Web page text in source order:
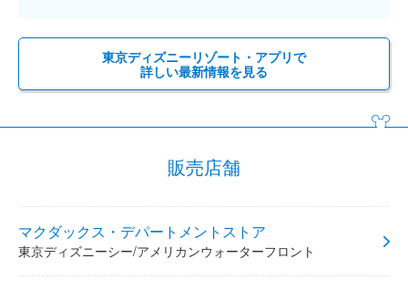
東京ディズニーリゾート・アプリで
詳しい最新情報を見る
販売店舗
マクダックス・デパートメントストア
東京ディズニーシー/アメリカンウォーターフロント